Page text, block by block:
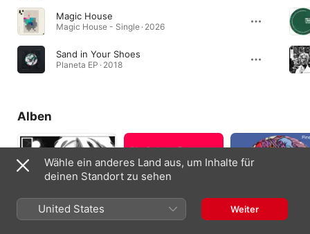
Magic House
Magic House - Single · 2026
Sand in Your Shoes
Planeta EP · 2018
Alben
Wähle ein anderes Land aus, um Inhalte für
deinen Standort zu sehen
United States Weiter